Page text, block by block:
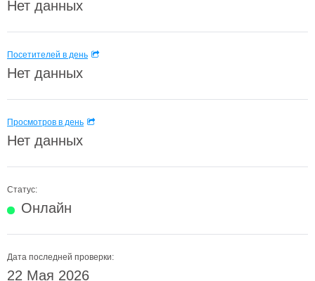
Нет данных
Посетителей в день
Нет данных
Просмотров в день
Нет данных
Статус:
Онлайн
Дата последней проверки:
22 Мая 2026